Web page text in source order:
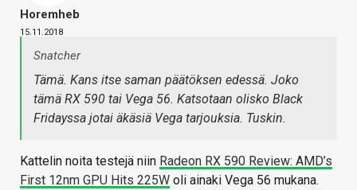
Horemheb
15.11.2018
Snatcher
Tämä. Kans itse saman päätöksen edessä. Joko
tämä RX 590 tai Vega 56. Katsotaan olisko Black
Fridayssa jotai äkäsiä Vega tarjouksia. Tuskin.
Kattelin noita testejä niin Radeon RX 590 Review: AMD’s
First 12nm GPU Hits 225W oli ainaki Vega 56 mukana.